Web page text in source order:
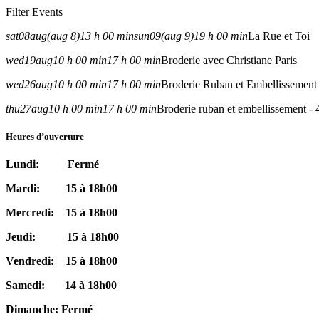
Filter Events
sat08aug(aug 8)13 h 00 minsun09(aug 9)19 h 00 minLa Rue et Toi
wed19aug10 h 00 min17 h 00 minBroderie avec Christiane Paris
wed26aug10 h 00 min17 h 00 minBroderie Ruban et
thu27aug10 h 00 min17 h 00 minBroderie ruban et embellissement -
Heures d’ouverture
Lundi: Fermé
Mardi: 15 à 18h00
Mercredi: 15 à 18h00
Jeudi: 15 à 18h00
Vendredi: 15 à 18h00
Samedi: 14 à 18h00
Dimanche: Fermé